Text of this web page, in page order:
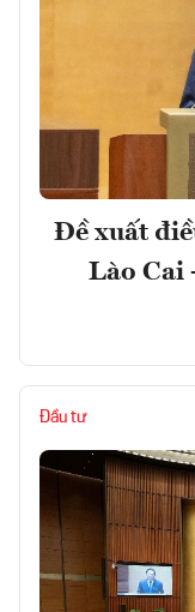
Đề xuất
Lào Cai
Đầu tư